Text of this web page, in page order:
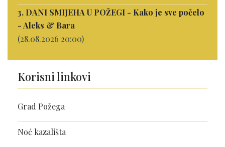
3. DANI SMIJEHA U POŽEGI - Kako je sve počelo
- Aleks & Bara
(28.08.2026 20:00)
Korisni linkovi
Grad Požega
Noć kazališta